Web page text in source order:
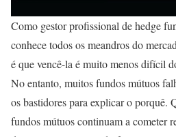
Como gestor profissional de hedge
conhece todos os meandros do
é que vencê-la é muito menos difícil
No entanto, muitos fundos mútuos
os bastidores para explicar o porquê.
fundos mútuos continuam a cometer